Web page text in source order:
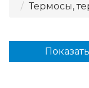
Термосы,